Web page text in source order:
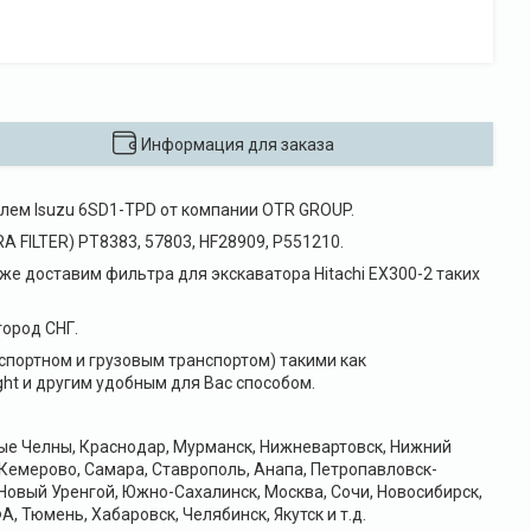
Информация для заказа
Isuzu 6SD1-TPD от компании OTR GROUP.
FILTER) PT8383, 57803, HF28909, P551210.
доставим фильтра для экскаватора Hitachi EX300-2 таких
СНГ.
и грузовым транспортом) такими как
и другим удобным для Вас способом.
Челны, Краснодар, Мурманск, Нижневартовск, Нижний
Самара, Ставрополь, Анапа, Петропавловск-
Уренгой, Южно-Сахалинск, Москва, Сочи, Новосибирск,
Тюмень, Хабаровск, Челябинск, Якутск и т.д.